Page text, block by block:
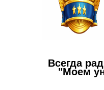
Всегда
"Моем